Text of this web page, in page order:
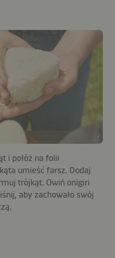
i połóż na folii
umieść farsz. Dodaj
trójkąt. Owiń onigiri
aby zachowało swój